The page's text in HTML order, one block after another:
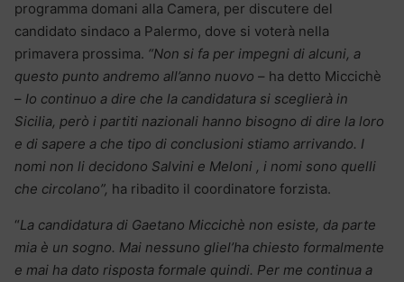
programma domani alla Camera, per discutere del
candidato sindaco a Palermo, dove si voterà nella
primavera prossima. “Non si fa per impegni di alcuni, a
questo punto andremo all’anno nuovo – ha detto Miccichè
– Io continuo a dire che la candidatura si sceglierà in
Sicilia, però i partiti nazionali hanno bisogno di dire la loro
e di sapere a che tipo di conclusioni stiamo arrivando. I
nomi non li decidono Salvini e Meloni , i nomi sono quelli
che circolano”, ha ribadito il coordinatore forzista.
“La candidatura di Gaetano Miccichè non esiste, da parte
mia è un sogno. Mai nessuno gliel’ha chiesto formalmente
e mai ha dato risposta formale quindi. Per me continua a